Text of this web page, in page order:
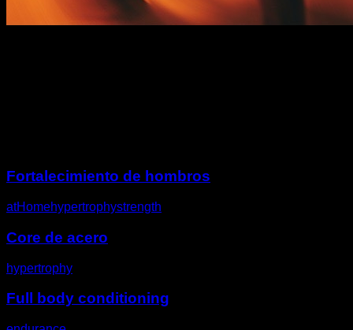
Fortalecimiento de hombros
atHomehypertrophystrength
Core de acero
hypertrophy
Full body conditioning